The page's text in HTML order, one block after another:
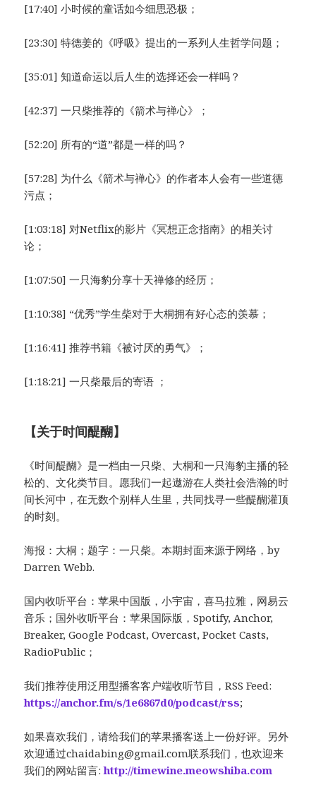
[17:40] 小时候的童话如今细思恐极；
[23:30] 特德姜的《呼吸》提出的一系列人生哲学问题；
[35:01] 知道命运以后人生的选择还会一样吗？
[42:37] 一只柴推荐的《箭术与禅心》；
[52:20] 所有的“道”都是一样的吗？
[57:28] 为什么《箭术与禅心》的作者本人会有一些道德
污点；
[1:03:18] 对Netflix的影片《冥想正念指南》的相关讨
论；
[1:07:50] 一只海豹分享十天禅修的经历；
[1:10:38] “优秀”学生柴对于大桐拥有好心态的羡慕；
[1:16:41] 推荐书籍《被讨厌的勇气》；
[1:18:21] 一只柴最后的寄语 ；
【关于时间醍醐】
《时间醍醐》是一档由一只柴、大桐和一只海豹主播的轻
松的、文化类节目。愿我们一起遨游在人类社会浩瀚的时
间长河中，在无数个别样人生里，共同找寻一些醍醐灌顶
的时刻。
海报：大桐；题字：一只柴。本期封面来源于网络，by
Darren Webb.
国内收听平台：苹果中国版，小宇宙，喜马拉雅，网易云
音乐；国外收听平台：苹果国际版，Spotify, Anchor,
Breaker, Google Podcast, Overcast, Pocket Casts,
RadioPublic；
我们推荐使用泛用型播客客户端收听节目，RSS Feed:
https://anchor.fm/s/1e6867d0/podcast/rss;
如果喜欢我们，请给我们的苹果播客送上一份好评。另外
欢迎通过chaidabing@gmail.com联系我们，也欢迎来
我们的网站留言:http://timewine.meowshiba.com